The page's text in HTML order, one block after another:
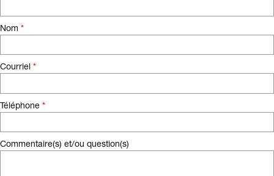
Nom *
Courriel *
Téléphone *
Commentaire(s) et/ou question(s)